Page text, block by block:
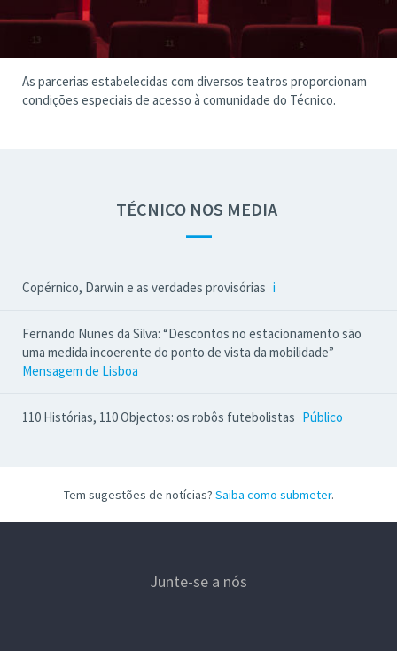
As parcerias estabelecidas com diversos teatros proporcionam
condições especiais de acesso à comunidade do Técnico.
TÉCNICO NOS MEDIA
—
Copérnico, Darwin e as verdades provisórias i
Fernando Nunes da Silva: “Descontos no estacionamento são
uma medida incoerente do ponto de vista da mobilidade”
Mensagem de Lisboa
110 Histórias, 110 Objectos: os robôs futebolistas Público
Tem sugestões de notícias? Saiba como submeter.
Junte-se a nós